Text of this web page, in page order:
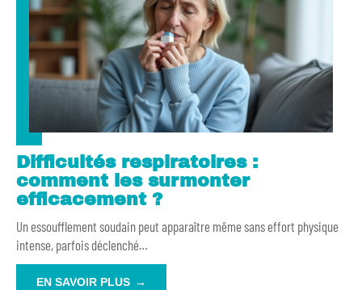
Difficultés respiratoires :
comment les surmonter
efficacement ?
Un essoufflement soudain peut apparaître même sans effort physique
intense, parfois déclenché…
EN SAVOIR PLUS